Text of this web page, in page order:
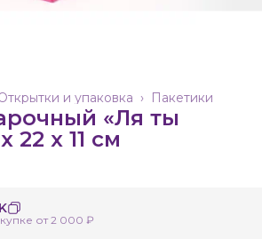
Пакетики
и упаковка ›
«Ля ты
22 х 11 см
от 2 000 ₽